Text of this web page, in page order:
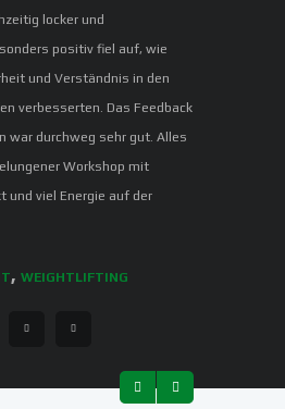
locker und
positiv fiel auf, wie
und Verständnis in den
verbesserten. Das Feedback
war durchweg sehr gut. Alles
Workshop mit
und viel Energie auf der
, WEIGHTLIFTING